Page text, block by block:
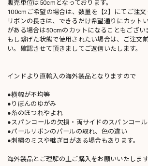
販売単位は50cmとなっております。
100cmご希望の場合は、数量を【2】にてご注文
リボンの長さは、できるだけ希望通りにカット
がある場合は50cmのカットになることもござい
もし繋げた状態で使用されたい場合は、ご注文
い。確認させて頂きましてご返信いたします。
インドより直輸入の海外製品となりますので
●横幅が不均等
●りぼんのゆがみ
●糸のほつれやよれ
●スパンコールの欠損・両サイドのスパンコー
●パールリボンのパールの取れ、色の違い
●刺繍のミスや継ぎ目がある場合もあります。
海外製品とご理解の上ご購入をお願いいたします